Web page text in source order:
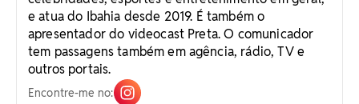
e atua do Ibahia desde 2019. É também o
apresentador do videocast Preta. O comunicador
tem passagens também em agência, rádio, TV e
outros portais.
Encontre-me no: